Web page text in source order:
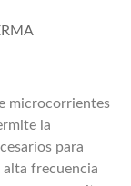
microcorrientes
la
para
alta frecuencia